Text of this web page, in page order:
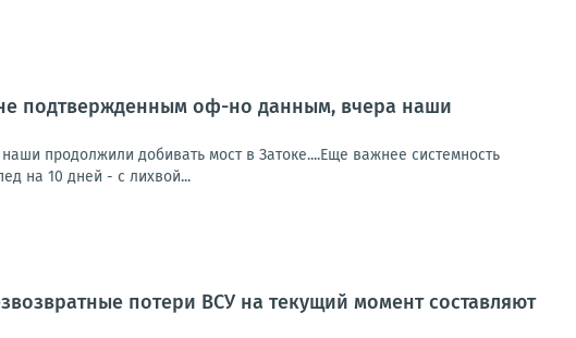
подтвержденным оф-но данным, вчера наши
продолжили добивать мост в Затоке....Еще важнее системность
на 10 дней - с лихвой...
потери ВСУ на текущий момент составляют